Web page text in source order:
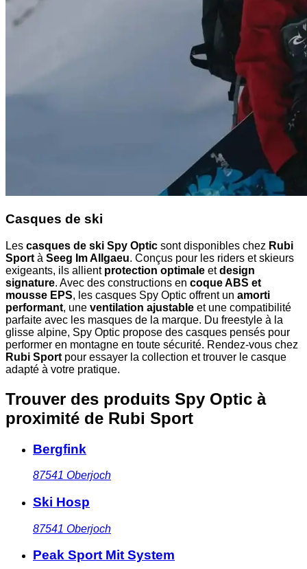
Casques de ski
Les casques de ski Spy Optic sont disponibles chez Rubi
Sport à Seeg Im Allgaeu. Conçus pour les riders et skieurs
exigeants, ils allient protection optimale etdesign
signature. Avec des constructions en coque ABS et
mousse EPS, les casques Spy Optic offrent un amorti
performant, une ventilation ajustable et une compatibilité
parfaite avec les masques de la marque. Du freestyle à la
glisse alpine, Spy Optic propose des casques pensés pour
performer en montagne en toute sécurité. Rendez-vous chez
Rubi Sport pour essayer la collection et trouver le casque
adapté à votre pratique.
Trouver des produits Spy Optic à
proximité de Rubi Sport
Bergfink
87541 Oberjoch
Ski Hosp
87541 Oberjoch
Peak Sport Mit System